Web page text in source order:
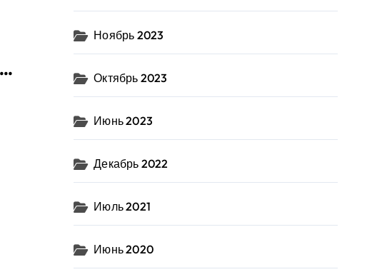
Ноябрь 2023
Октябрь 2023
Июнь 2023
Декабрь 2022
Июль 2021
Июнь 2020